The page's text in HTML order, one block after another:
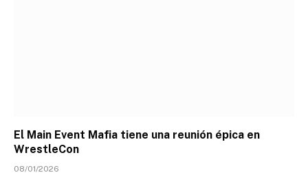
El Main Event Mafia tiene una reunión épica en
WrestleCon
08/01/2026